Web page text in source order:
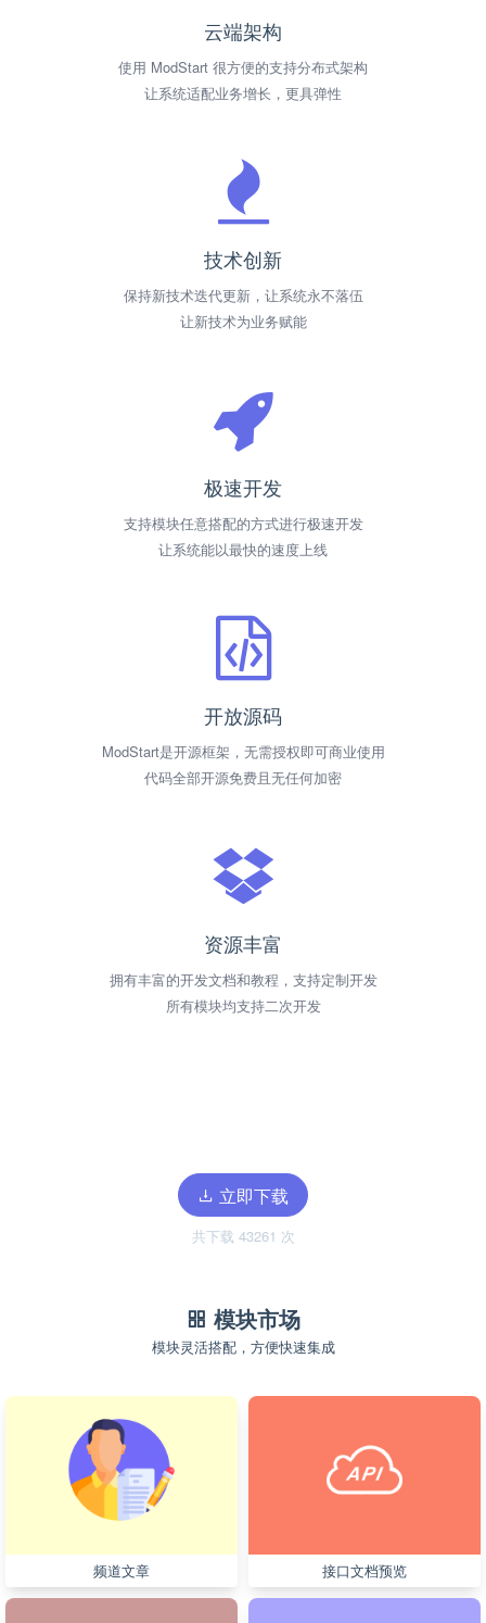
云端架构
使用 ModStart 很方便的支持分布式架构
让系统适配业务增长，更具弹性
技术创新
保持新技术迭代更新，让系统永不落伍
让新技术为业务赋能
极速开发
支持模块任意搭配的方式进行极速开发
让系统能以最快的速度上线
开放源码
ModStart是开源框架，无需授权即可商业使用
代码全部开源免费且无任何加密
资源丰富
拥有丰富的开发文档和教程，支持定制开发
所有模块均支持二次开发
立即下载
共下载 43261 次
模块市场
模块灵活搭配，方便快速集成
频道文章 接口文档预览